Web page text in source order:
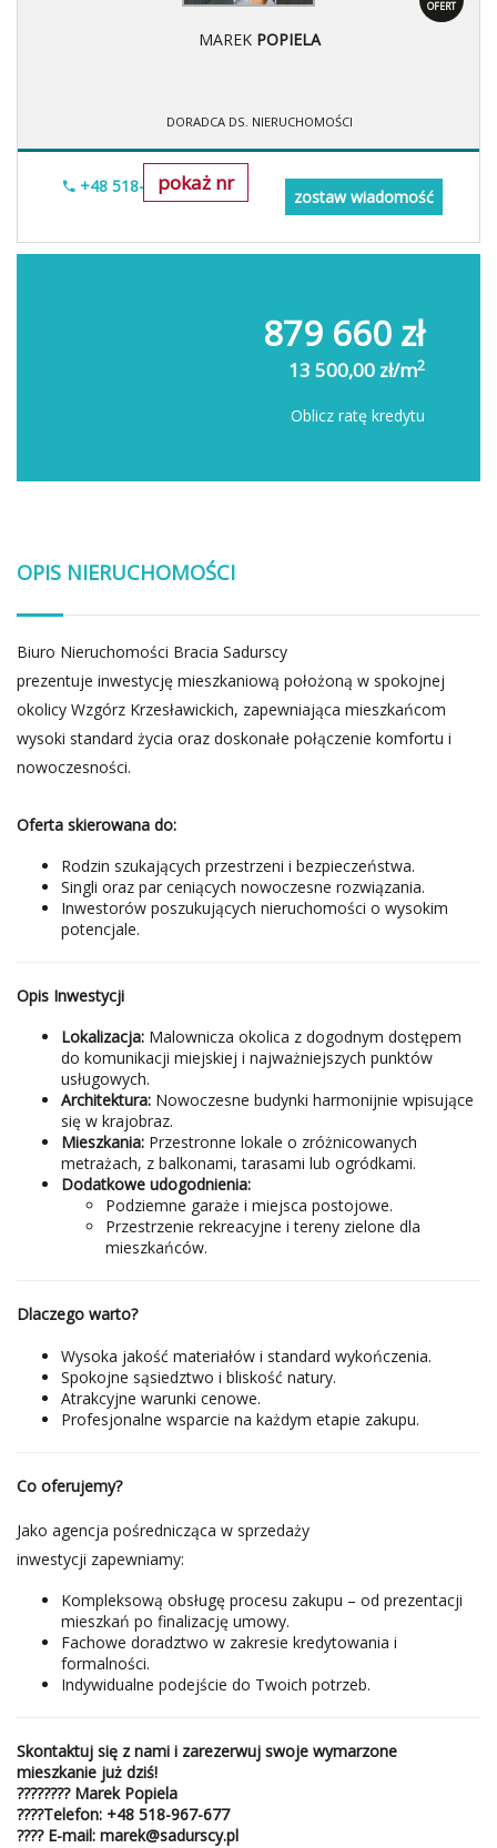
OFERT
MAREK POPIELA
DORADCA DS. NIERUCHOMOŚCI
pokaż nr
+48 518-967-677
zostaw wiadomość
879 660 zł
13 500,00 zł/m2
Oblicz ratę kredytu
OPIS NIERUCHOMOŚCI
Biuro Nieruchomości Bracia Sadurscy
prezentuje inwestycję mieszkaniową położoną w spokojnej
okolicy Wzgórz Krzesławickich, zapewniająca mieszkańcom
wysoki standard życia oraz doskonałe połączenie komfortu i
nowoczesności.
Oferta skierowana do:
Rodzin szukających przestrzeni i bezpieczeństwa.
Singli oraz par ceniących nowoczesne rozwiązania.
Inwestorów poszukujących nieruchomości o wysokim
potencjale.
Opis Inwestycji
Lokalizacja: Malownicza okolica z dogodnym dostępem
do komunikacji miejskiej i najważniejszych punktów
usługowych.
Architektura: Nowoczesne budynki harmonijnie wpisujące
się w krajobraz.
Mieszkania: Przestronne lokale o zróżnicowanych
metrażach, z balkonami, tarasami lub ogródkami.
Dodatkowe udogodnienia:
Podziemne garaże i miejsca postojowe.
Przestrzenie rekreacyjne i tereny zielone dla
mieszkańców.
Dlaczego warto?
Wysoka jakość materiałów i standard wykończenia.
Spokojne sąsiedztwo i bliskość natury.
Atrakcyjne warunki cenowe.
Profesjonalne wsparcie na każdym etapie zakupu.
Co oferujemy?
Jako agencja pośrednicząca w sprzedaży
inwestycji zapewniamy:
Kompleksową obsługę procesu zakupu – od prezentacji
mieszkań po finalizację umowy.
Fachowe doradztwo w zakresie kredytowania i
formalności.
Indywidualne podejście do Twoich potrzeb.
Skontaktuj się z nami i zarezerwuj swoje wymarzone
mieszkanie już dziś!
????‍???? Marek Popiela
????Telefon: +48 518-967-677
???? E-mail: marek@sadurscy.pl